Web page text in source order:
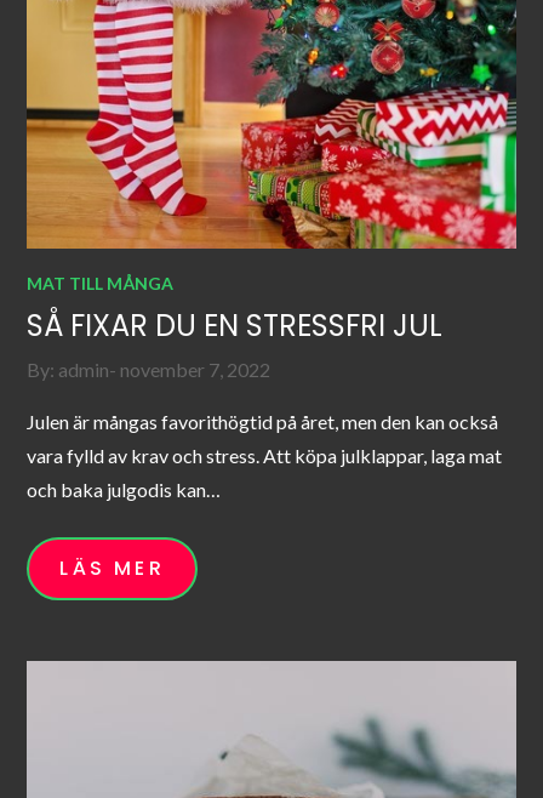
MAT TILL MÅNGA
SÅ FIXAR DU EN STRESSFRI JUL
By: admin Posted
november 7, 2022
Julen är mångas favorithögtid på året, men den kan också
vara fylld av krav och stress. Att köpa julklappar, laga mat
och baka julgodis kan…
LÄS MER